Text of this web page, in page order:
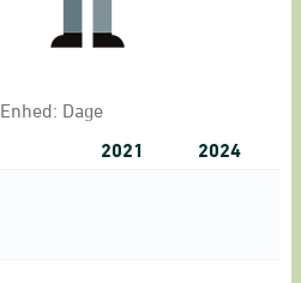
Enhed: Dage
2021
2024